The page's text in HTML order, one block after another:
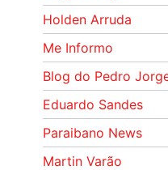
Holden Arruda
Me Informo
Blog do Pedro
Eduardo Sandes
Paraibano News
Martin Varão